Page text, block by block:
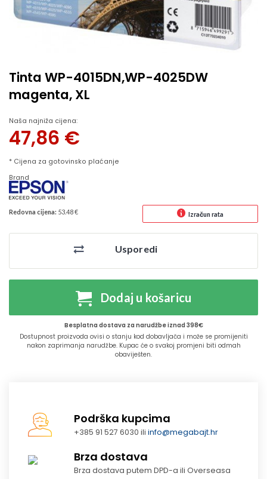
Tinta WP-4015DN,WP-4025DW
magenta, XL
Naša najniža cijena:
47,86 €
* Cijena za gotovinsko plaćanje
Brand
Redovna cijena: 53.48 € Izračun rata
Usporedi
Dodaj u košaricu
Besplatna dostava za narudžbe iznad 398€
Dostupnost proizvoda ovisi o stanju kod dobavljača i može se promijeniti
nakon zaprimanja narudžbe. Kupac će o svakoj promjeni biti odmah
obaviješten.
Podrška kupcima
+385 91 527 6030 iliinfo@megabajt.hr
Brza dostava
Brza dostava putem DPD-a ili Overseasa